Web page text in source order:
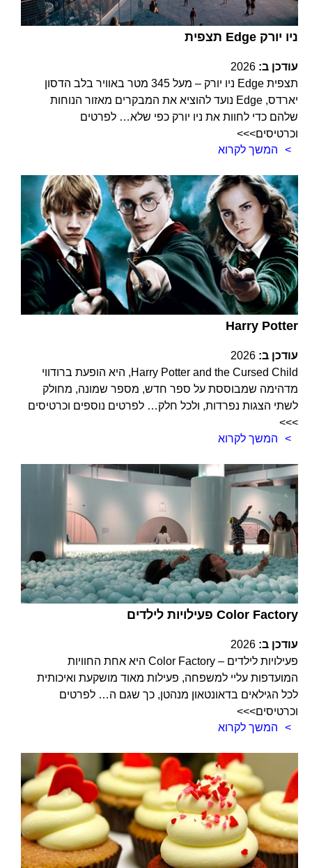
תצפית Edge ניו יורק
עודכן ב: 2026
תצפית Edge ניו יורק – מעל 345 מטר באוויר בלב הדסון
יארדס, Edge נועד להוציא את המבקרים מאזור הנוחות
שלהם כדי לחוות את ניו יורק כפי שלא… לפרטים
וכרטיסים>>>
המשך לקרוא
Harry Potter
עודכן ב: 2026
Harry Potter and the Cursed Child, היא הופעת ברודווי
מדהימה שמבוססת על ספר חדש, מספר שמונה, מחולק
לשתי הצגות נפרדות, ולכל חלק… לפרטים נוספים וכרטיסים
>>>
המשך לקרוא
פעילויות לילדים Color Factory
עודכן ב: 2026
פעילויות לילדים – Color Factory היא אחת החוויות
המועדפות עליי למשפחה, פעילות מאוד מושקעת ואיכותית
לכל הגילאים בדאונטאון מנהטן, כך שגם ה… לפרטים
וכרטיסים>>>
המשך לקרוא